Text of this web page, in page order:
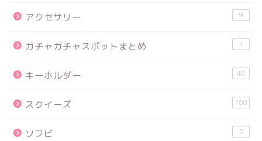
アクセサリー 9
ガチャガチャスポットまとめ 1
キーホルダー 48
スクイーズ 180
ソフビ 5